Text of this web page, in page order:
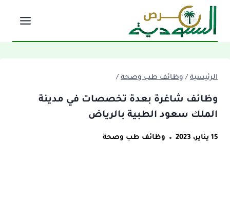
التجاوز
المحتوى
الرئيسية / وظائف طب وصحة /
وظائف شاغرة بعدة تخصصات في مدينة
الملك سعود الطبية بالرياض
15 يناير، 2023 وظائف طب وصحة